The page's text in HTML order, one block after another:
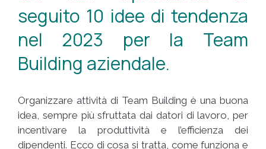
seguito 10 idee di tendenza
nel 2023 per la Team
Building aziendale.
Organizzare attività di Team Building è una buona
idea, sempre più sfruttata dai datori di lavoro, per
incentivare la produttività e l’efficienza dei
dipendenti. Ecco di cosa si tratta, come funziona e